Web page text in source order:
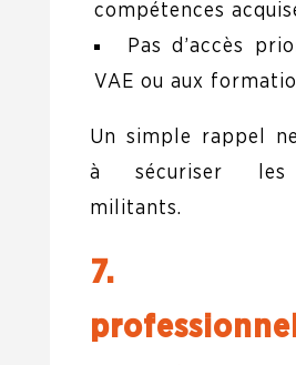
compétences
Pas d’accès
VAE ou aux
Un simple rappel
à sécuriser les
militants.
7.